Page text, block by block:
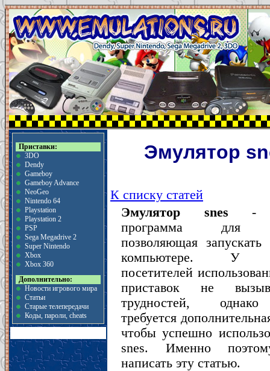
Приставки:
3DO
Dendy
Gameboy
Gameboy Advance
NeoGeo
Nintendo 64
Playstation
Playstation 2
PSP
Sega Megadrive 2
Super Nintendo
Xbox
Xbox 360
Дополнительно:
Новости игрового мира
Статьи
Старые телепередачи
Коды, пароли, cheats
Эмулятор
К списку статей
Эмулятор snes -
программа для
позволяющая
компьютере. У
посетителей
приставок не
трудностей,
требуется
чтобы успешно
snes. Именно
написать эту статью.